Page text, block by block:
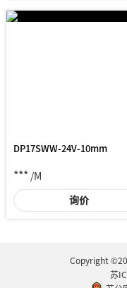
DP17SWW-24V-10mm
*** /M
询价
Copyright
苏